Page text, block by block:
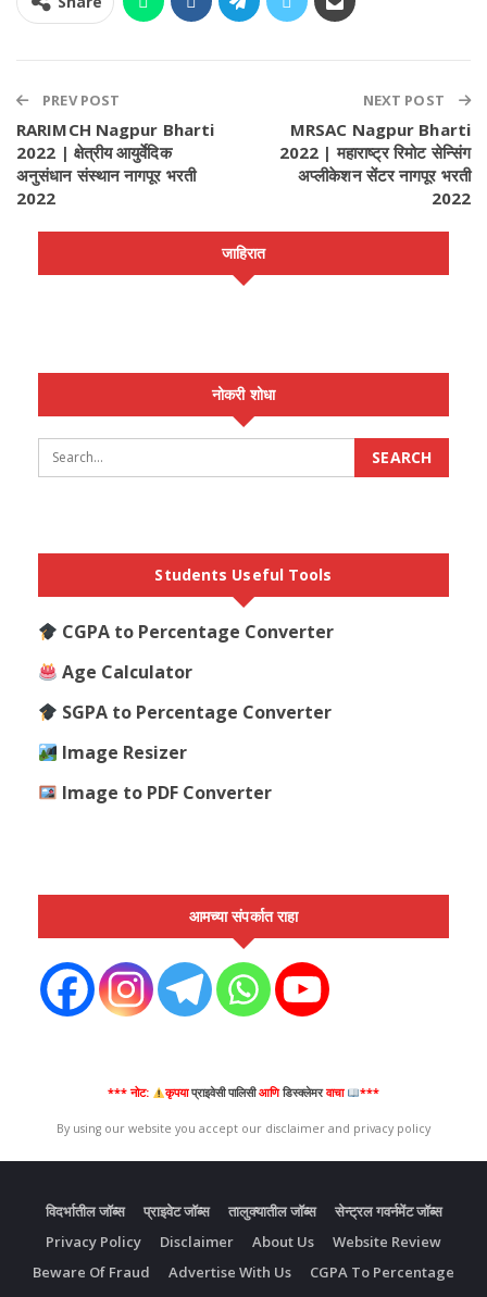
PREV POST
RARIMCH Nagpur Bharti
2022 | क्षेत्रीय आयुर्वेदिक
अनुसंधान संस्थान नागपूर भरती
2022
NEXT POST
MRSAC Nagpur Bharti
2022 | महाराष्ट्र रिमोट सेन्सिंग
अप्लीकेशन सेंटर नागपूर भरती
2022
जाहिरात
नोकरी शोधा
Students Useful Tools
CGPA to Percentage Converter
Age Calculator
SGPA to Percentage Converter
Image Resizer
Image to PDF Converter
आमच्या संपर्कात राहा
*** नोट: कृपयाप्राइवेसी पालिसीआणिडिस्क्लेमर वाचा ***
By using our website you accept our disclaimer and privacy policy
विदर्भातील जॉब्स प्राइवेट जॉब्स तालुक्यातील जॉब्स
सेन्ट्रल गवर्नमेंट जॉब्स
Privacy Policy
Disclaimer About Us
Website Review
Beware Of Fraud
Advertise With Us
CGPA To Percentage